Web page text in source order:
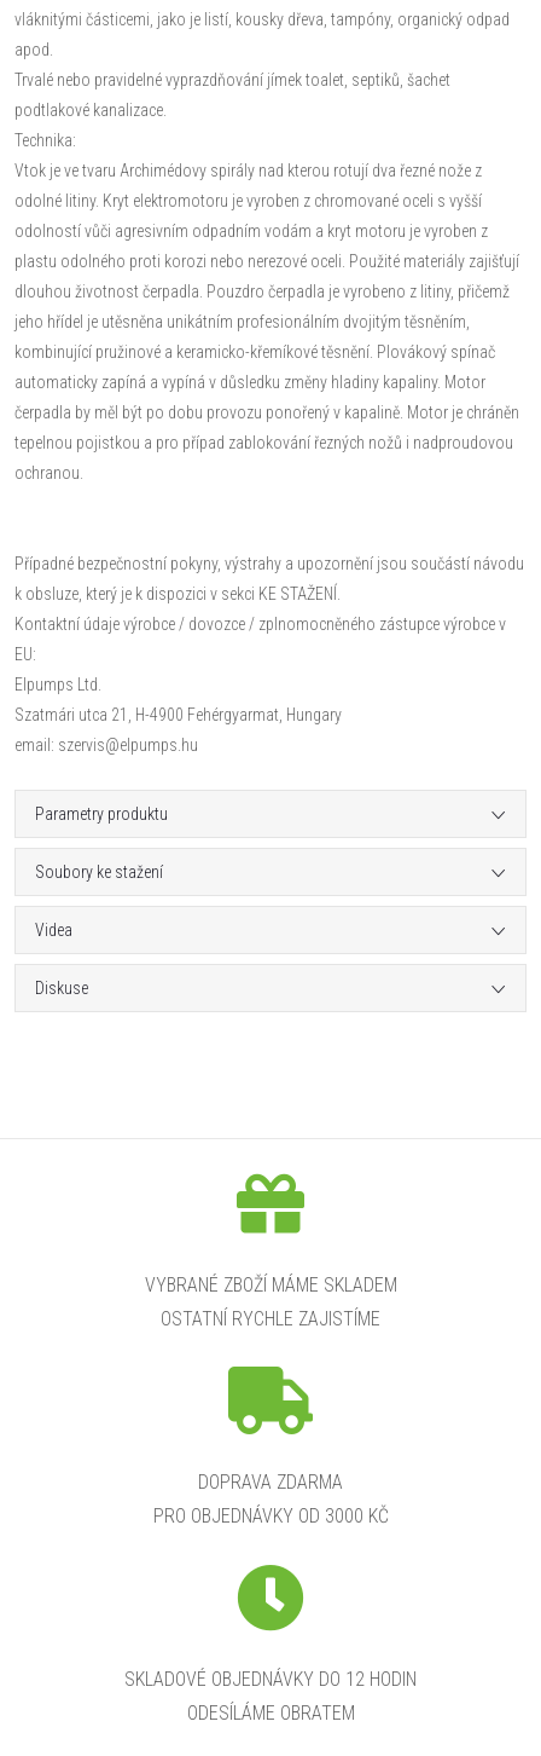
vláknitými částicemi, jako je listí, kousky dřeva, tampóny, organický odpad
apod.
Trvalé nebo pravidelné vyprazdňování jímek toalet, septiků, šachet
podtlakové kanalizace.
Technika:
Vtok je ve tvaru Archimédovy spirály nad kterou rotují dva řezné nože z
odolné litiny. Kryt elektromotoru je vyroben z chromované oceli s vyšší
odolností vůči agresivním odpadním vodám a kryt motoru je vyroben z
plastu odolného proti korozi nebo nerezové oceli. Použité materiály zajišťují
dlouhou životnost čerpadla. Pouzdro čerpadla je vyrobeno z litiny, přičemž
jeho hřídel je utěsněna unikátním profesionálním dvojitým těsněním,
kombinující pružinové a keramicko-křemíkové těsnění. Plovákový spínač
automaticky zapíná a vypíná v důsledku změny hladiny kapaliny. Motor
čerpadla by měl být po dobu provozu ponořený v kapalině. Motor je chráněn
tepelnou pojistkou a pro případ zablokování řezných nožů i nadproudovou
ochranou.
Případné bezpečnostní pokyny, výstrahy a upozornění jsou součástí návodu
k obsluze, který je k dispozici v sekci KE STAŽENÍ.
Kontaktní údaje výrobce / dovozce / zplnomocněného zástupce výrobce v
EU:
Elpumps Ltd.
Szatmári utca 21, H-4900 Fehérgyarmat, Hungary
email: szervis@elpumps.hu
Parametry produktu
Soubory ke stažení
Videa
Diskuse
VYBRANÉ ZBOŽÍ MÁME SKLADEM
OSTATNÍ RYCHLE ZAJISTÍME
DOPRAVA ZDARMA
PRO OBJEDNÁVKY OD 3000 KČ
SKLADOVÉ OBJEDNÁVKY DO 12 HODIN
ODESÍLÁME OBRATEM